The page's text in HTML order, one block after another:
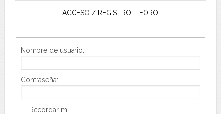
ACCESO / REGISTRO – FORO
Nombre de usuario:
Contraseña:
Recordar mi